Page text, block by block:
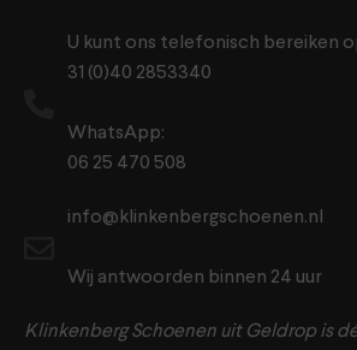
U kunt ons telefonisch bereiken
31 (0)40 2853340
WhatsApp:
06 25 470 508
info@klinkenbergschoenen.nl
Wij antwoorden binnen 24 uur
Klinkenberg Schoenen uit Geldrop is